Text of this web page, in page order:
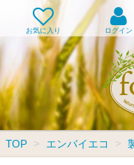
お気に入り ログイン
TOP エンバイエコ